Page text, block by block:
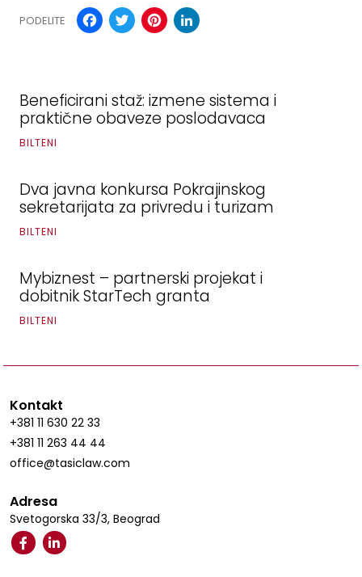
PODELITE Facebook
TwitterPinterest
Beneficirani staž: izmene sistema i
praktične obaveze poslodavaca
BILTENI
Dva javna konkursa Pokrajinskog
sekretarijata za privredu i turizam
BILTENI
Mybiznest – partnerski projekat i
dobitnik StarTech granta
BILTENI
Kontakt
+381 11 630 22 33
+381 11 263 44 44
office@tasiclaw.com
Adresa
Svetogorska 33/3, Beograd